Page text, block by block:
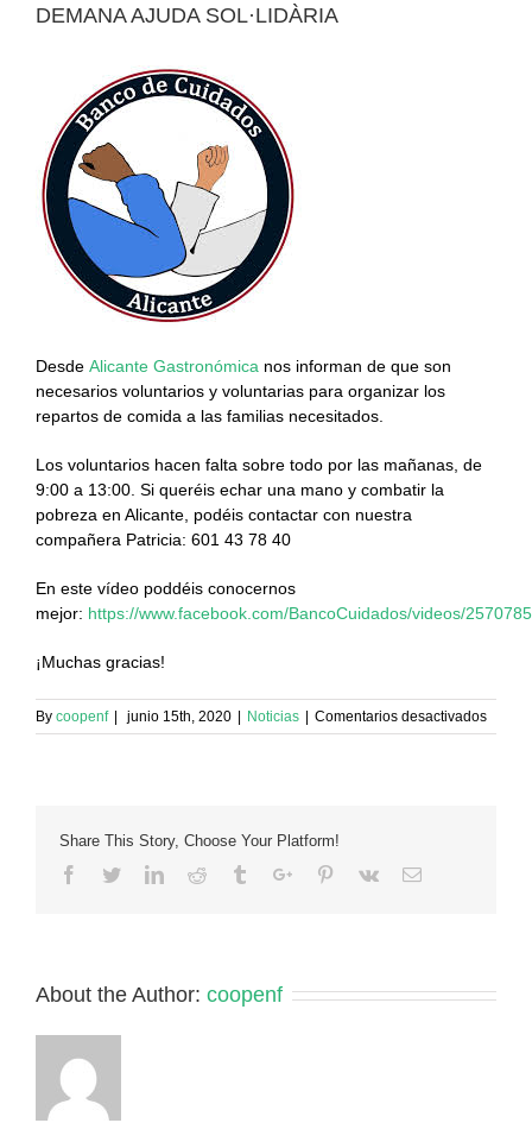
DEMANA AJUDA SOL·LIDÀRIA
Desde Alicante Gastronómica nos informan de que son
necesarios voluntarios y voluntarias para organizar los
repartos de comida a las familias necesitados.
Los voluntarios hacen falta sobre todo por las mañanas, de
9:00 a 13:00. Si queréis echar una mano y combatir la
pobreza en Alicante, podéis contactar con nuestra
compañera Patricia: 601 43 78 40
En este vídeo poddéis conocernos
mejor: https://www.facebook.com/BancoCuidados/videos/
¡Muchas gracias!
By coopenf junio 15th, 2020 Noticias Comentarios desactivadosen
Share This Story, Choose Your Platform!
Facebook
TwitterLinkedinReddit TumblrGoogle+Pinterest
Vk Email
About the Author: coopenf